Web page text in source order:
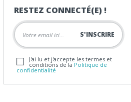
RESTEZ CONNECTÉ(E) !
J'ai lu et j'accepte les termes et
conditions de la Politique de
confidentialité